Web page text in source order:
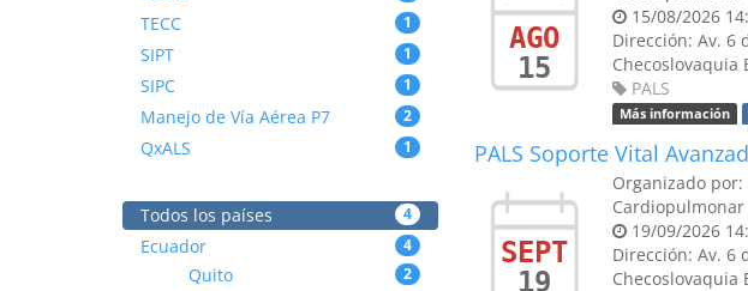
TECC 1
SIPT 1
SIPC 1
Manejo de Vía Aérea P7 2
QxALS 1
Todos los países 4
Ecuador 4
Quito 2
AGO
15
15/08/2026
Dirección: Av. 6
Checoslovaquia
PALS
Más información
PALS Soporte Vital
SEPT
19
Organizado por:
Cardiopulmonar
19/09/2026
Dirección: Av. 6
Checoslovaquia